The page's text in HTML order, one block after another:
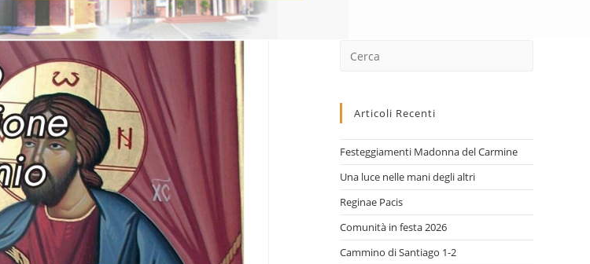
nel
Articoli Recenti
Festeggiamenti Madonna del Carmine
Una luce nelle mani degli altri
Reginae Pacis
Comunità in festa 2026
Cammino di Santiago 1-2